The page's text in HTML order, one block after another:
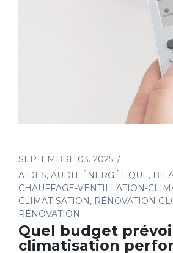
SEPTEMBRE 03. 2025
AIDES, AUDIT ÉNERGÉTIQUE,
CHAUFFAGE-VENTILLATION-
CLIMATISATION, RÉNOVATION
RÉNOVATION
Quel budget
climatisation